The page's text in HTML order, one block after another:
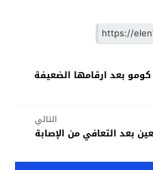
بعد ارقامها الضعيفة
التالي
بعد التعافي من الإصابة